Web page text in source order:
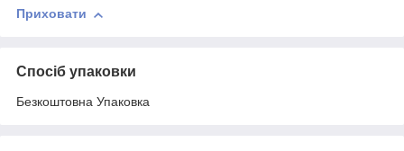
Приховати
Спосіб упаковки
Безкоштовна Упаковка